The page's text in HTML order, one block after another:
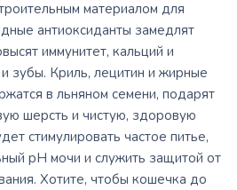
материалом для
антиоксиданты замедлят
иммунитет, кальций и
зубы. Криль, лецитин и жирные
в льняном семени, подарят
шерсть и чистую, здоровую
стимулировать частое питье,
рН мочи и служить защитой от
Хотите, чтобы кошечка до